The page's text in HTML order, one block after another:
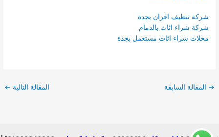
شركة تنظيف افران بجدة
شركة شراء اثاث بالدمام
محلات شراء اثاث مستعمل بجدة
→ المقالة السابقة المقالة التالية ←